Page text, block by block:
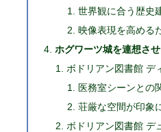
世界観に合う歴史
映像表現を高める
ホグワーツ城を連想さ
ボドリアン図書館 デ
医務室シーンとの
荘厳な空間が印象
ボドリアン図書館 デ